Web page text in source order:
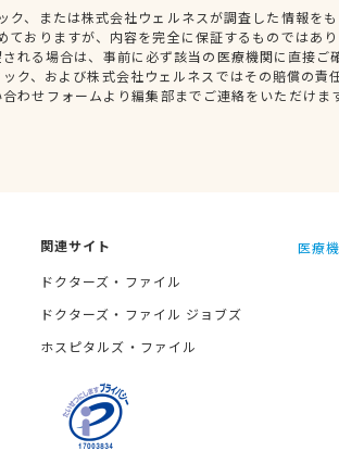
ク、または株式会社ウェルネスが調査した情報を
ておりますが、内容を完全に保証するものではあ
れる場合は、事前に必ず該当の医療機関に直接ご
ク、および株式会社ウェルネスではその賠償の責
わせフォームより編集部までご連絡をいただけま
関連サイト
ドクターズ・ファイル
ドクターズ・ファイル ジョブズ
ホスピタルズ・ファイル
医療